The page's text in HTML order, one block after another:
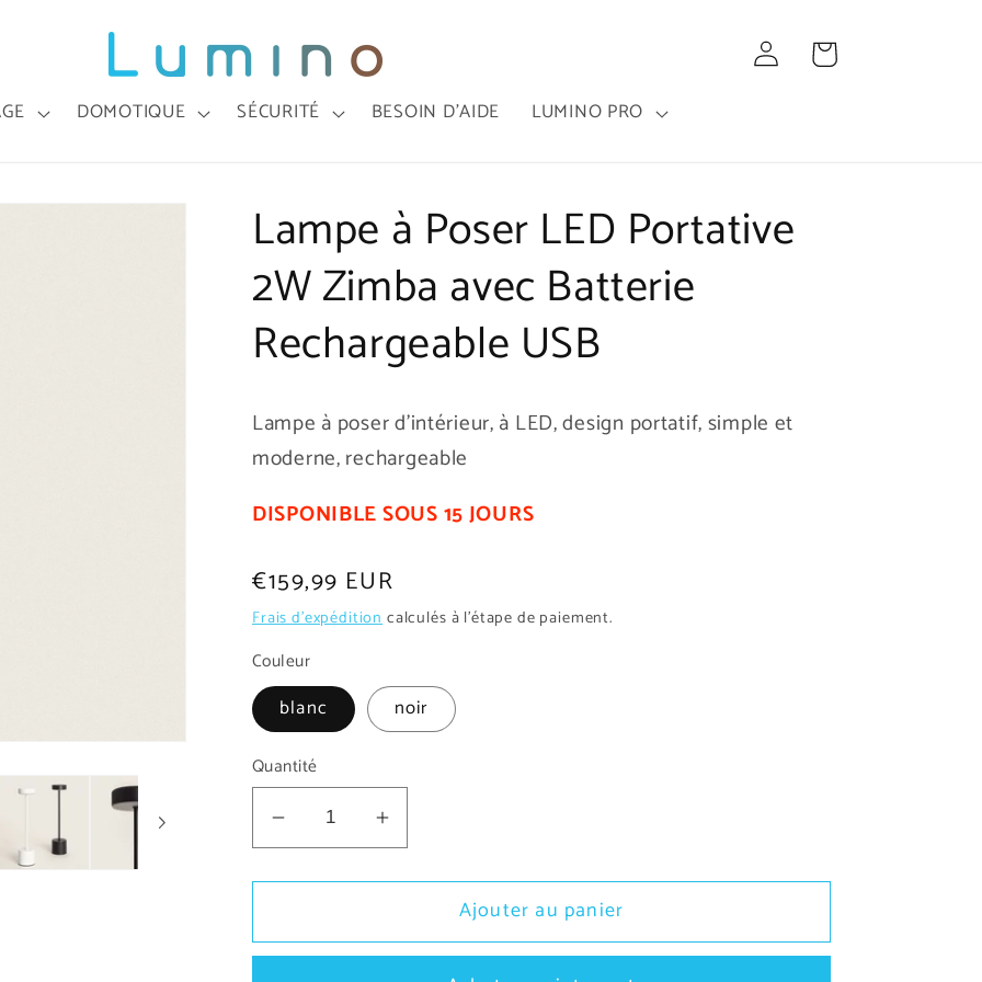
DOMOTIQUE SÉCURITÉ BESOIN D'AIDE LUMINO PRO
Connexion Panier
Lampe à Poser LED Portative
2W Zimba avec Batterie
Rechargeable USB
Lampe à poser d'intérieur, à LED,design portatif, simple et
moderne, rechargeable
DISPONIBLE SOUS 15 JOURS
Prix
habituel
€159,99 EUR
Frais d'expéditioncalculés à l'étape de paiement.
Couleur
blanc noir
Quantité
Réduire
la
quantité
Lampe
Augmenter
la
quantité
Lampe
Ajouter au panier